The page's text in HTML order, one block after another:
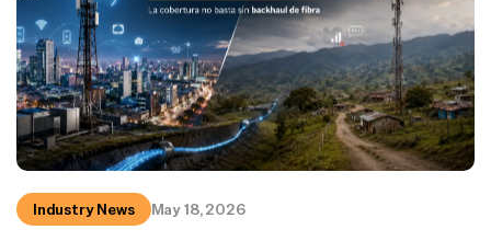
Industry News May 18, 2026